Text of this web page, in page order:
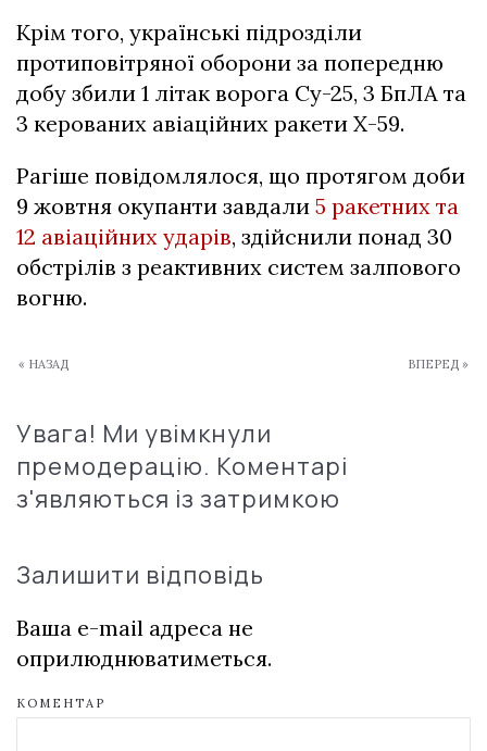
Крім того, українські підрозділи
протиповітряної оборони за попередню
добу збили 1 літак ворога Су-25, 3 БпЛА та
3 керованих авіаційних ракети Х-59.
Рагіше повідомлялося, що протягом доби
9 жовтня окупанти завдали 5 ракетних та
12 авіаційних ударів, здійснили понад 30
обстрілів з реактивних систем залпового
вогню.
« НАЗАД ВПЕРЕД »
Увага! Ми увімкнули
премодерацію. Коментарі
з'являються із затримкою
Залишити відповідь
Ваша e-mail адреса не
оприлюднюватиметься.
КОМЕНТАР